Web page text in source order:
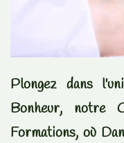
Plongez dans
Bonheur, notre
Formations, où